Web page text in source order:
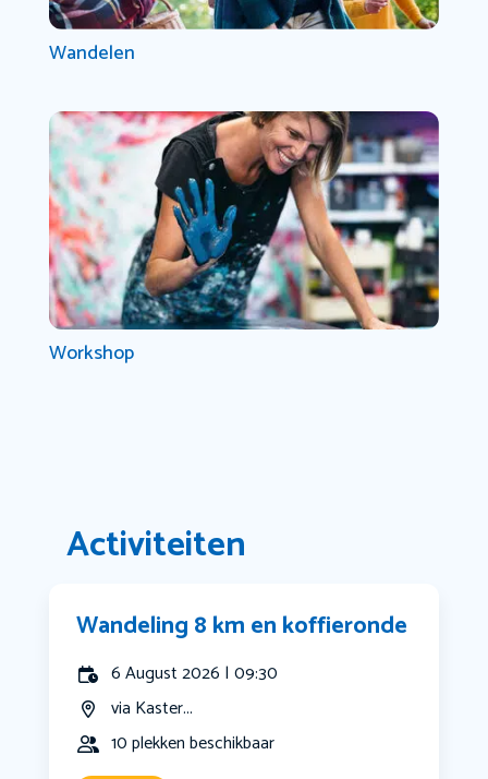
Wandelen
Workshop
Activiteiten
Wandeling 8 km en koffieronde
6 August 2026 | 09:30
via Kaster...
10 plekken beschikbaar